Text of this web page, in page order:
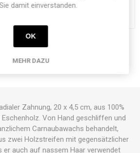
Teilen:
Zahnung, 20 x 4,5 cm, aus 100%
Von Hand geschliffen und
Carnaubawachs behandelt,
zwei Holzstreifen mit gegensätzlicher
er auch auf nassem Haar verwendet
damit einverstanden.
OK
MEHR DAZU